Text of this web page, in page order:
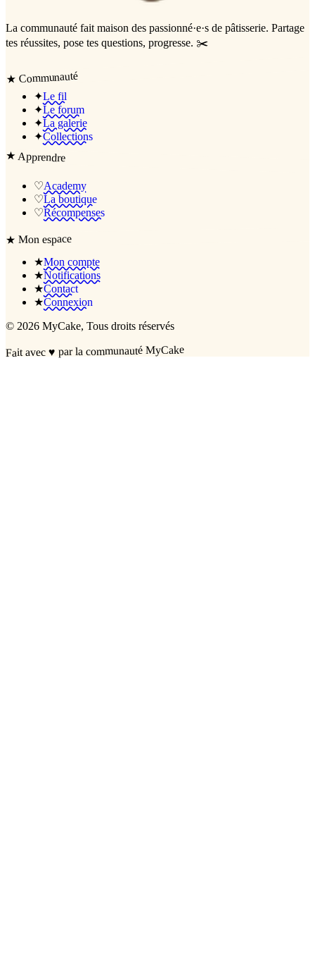
La communauté fait maison des passionné·e·s de pâtisserie. Partage
tes réussites, pose tes questions, progresse. ✂️
★ Communauté
✦Le fil
✦Le forum
✦La galerie
✦Collections
★Apprendre
♡Academy
♡La boutique
♡Récompenses
★Mon espace
★Mon compte
★Notifications
★Contact
★Connexion
© 2026 MyCake, Tous droits réservés
Fait avec♥ par la communauté MyCake